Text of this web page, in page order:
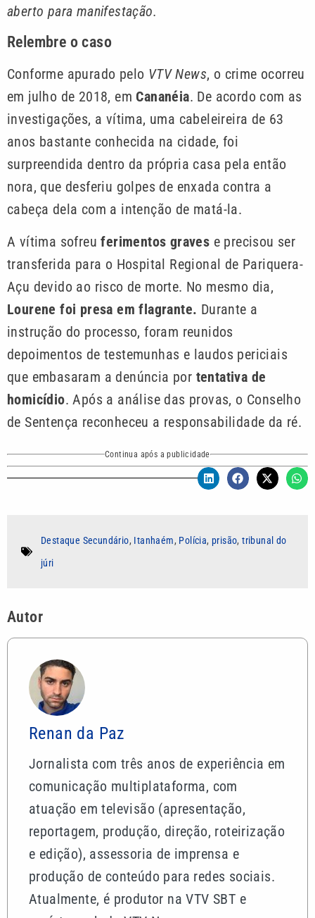
aberto para manifestação.
Relembre o caso
Conforme apurado pelo VTV News, o crime ocorreu
em julho de 2018, em Cananéia. De acordo com as
investigações, a vítima, uma cabeleireira de 63
anos bastante conhecida na cidade, foi
surpreendida dentro da própria casa pela então
nora, que desferiu golpes de enxada contra a
cabeça dela com a intenção de matá-la.
A vítima sofreuferimentos graves e precisou ser
transferida para o Hospital Regional de Pariquera-
Açu devido ao risco de morte. No mesmo dia,
Lourene foi presa em flagrante. Durante a
instrução do processo, foram reunidos
depoimentos de testemunhas e laudos periciais
que embasaram a denúncia por tentativa de
homicídio. Após a análise das provas, o Conselho
de Sentença reconheceu a responsabilidade da ré.
Continua após a publicidade
Destaque Secundário, Itanhaém, Polícia, prisão,tribunal do
júri
Autor
Renan da Paz
Jornalista com três anos de experiência em
comunicação multiplataforma, com
atuação em televisão (apresentação,
reportagem, produção, direção, roteirização
e edição), assessoria de imprensa e
produção de conteúdo para redes sociais.
Atualmente, é produtor na VTV SBT e